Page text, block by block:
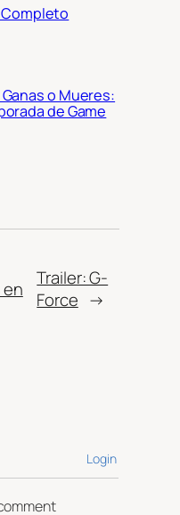
Completo
o Mueres:
de Game
en
Trailer: G-
Force →
Login